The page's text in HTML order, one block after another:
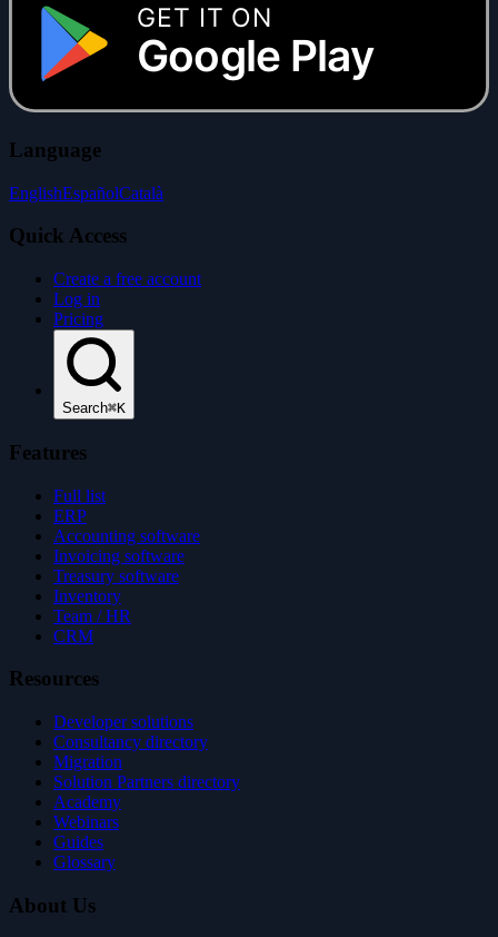
GET IT ON
Google Play
Language
EnglishEspañolCatalà
Quick Access
Create a free account
Log in
Pricing
Search⌘K
Features
Full list
ERP
Accounting software
Invoicing software
Treasury software
Inventory
Team / HR
CRM
Resources
Developer solutions
Consultancy directory
Migration
Solution Partners directory
Academy
Webinars
Guides
Glossary
About Us